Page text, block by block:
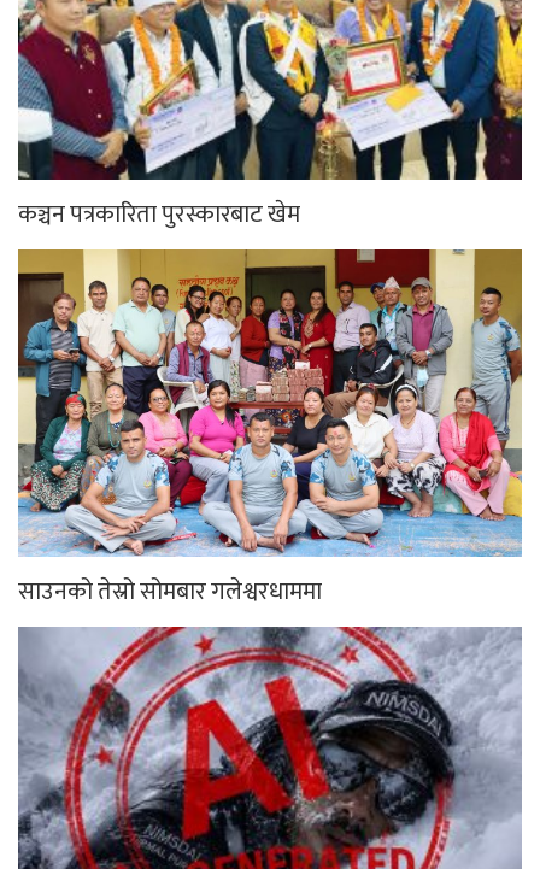
कञ्चन पत्रकारिता पुरस्कारबाट खेम
साउनको तेस्रो सोमबार गलेश्वरधाममा